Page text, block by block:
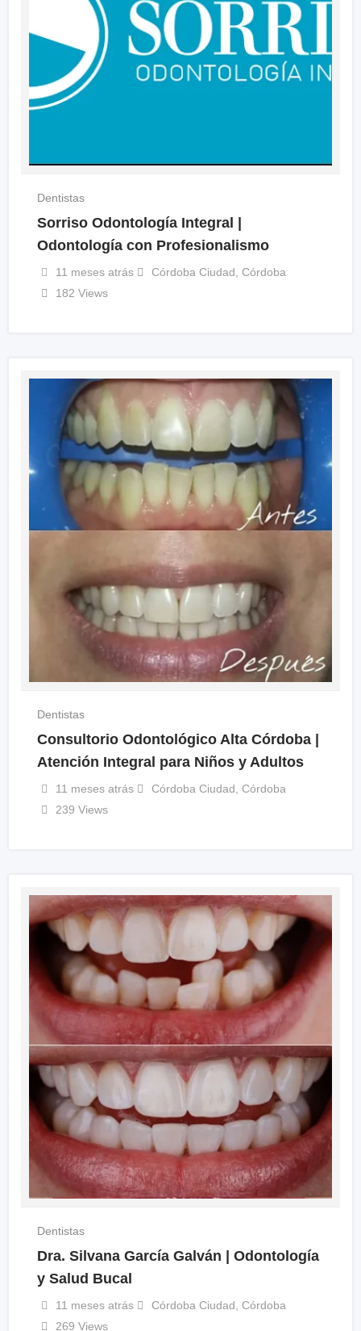
Dentistas
Sorriso Odontología Integral |
Odontología con Profesionalismo
11 meses atrás Córdoba Ciudad Córdoba
182 Views
Dentistas
Consultorio Odontológico Alta Córdoba |
Atención Integral para Niños y Adultos
11 meses atrás Córdoba Ciudad Córdoba
239 Views
Dentistas
Dra. Silvana García Galván | Odontología
y Salud Bucal
11 meses atrás Córdoba Ciudad Córdoba
269 Views